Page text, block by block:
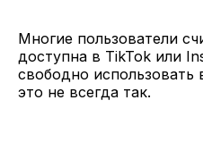
Многие пользователи
доступна в TikTok или
свободно
это не всегда так.